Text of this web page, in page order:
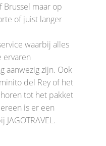
Brussel maar op
of juist langer
waarbij alles
ervaren
aanwezig zijn. Ook
del Rey of het
tot het pakket
is er een